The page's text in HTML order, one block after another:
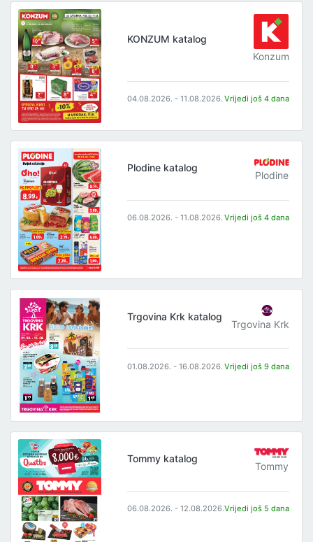
KONZUM katalog
Konzum
04.08.2026. - 11.08.2026. Vrijedi još 4 dana
Plodine katalog
Plodine
06.08.2026. - 11.08.2026. Vrijedi još 4 dana
Trgovina Krk katalog
Trgovina Krk
01.08.2026. - 16.08.2026. Vrijedi još 9 dana
Tommy katalog
Tommy
06.08.2026. - 12.08.2026.Vrijedi još 5 dana